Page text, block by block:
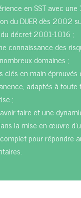
en SST avec une
du DUER dès 2002
décret 2001-1016 ;
connaissance des
domaines ;
clés en main
adaptés à toute
;
faire et une
la mise en œuvre
pour répondre